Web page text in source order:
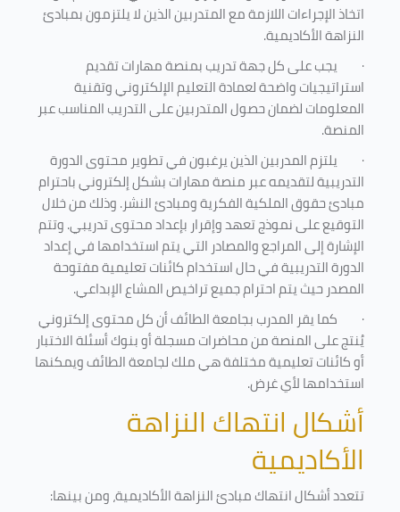
اتخاذ الإجراءات اللازمة مع المتدربين الذين لا يلتزمون بمبادئ
النزاهة الأكاديمية.
· يجب على كل جهة تدريب بمنصة مهارات تقديم
استراتيجيات واضحة لعمادة التعليم الإلكتروني وتقنية
المعلومات لضمان حصول المتدربين على التدريب المناسب عبر
المنصة.
· يلتزم المدربين الذين يرغبون في تطوير محتوى الدورة
التدريبية لتقديمه عبر منصة مهارات بشكل إلكتروني باحترام
مبادئ حقوق الملكية الفكرية ومبادئ النشر. وذلك من خلال
التوقيع على نموذج تعهد وإقرار بإعداد محتوى تدريبي. وتتم
الإشارة إلى المراجع والمصادر التي يتم استخدامها في إعداد
الدورة التدريبية في حال استخدام كائنات تعليمية مفتوحة
المصدر حيث يتم احترام جميع تراخيص المشاع الإبداعي.
· كما يقر المدرب بجامعة الطائف أن كل محتوى إلكتروني
يُنتج على المنصة من محاضرات مسجلة أو بنوك أسئلة الاختبار
أو كائنات تعليمية مختلفة هي ملك لجامعة الطائف ويمكنها
استخدامها لأي غرض.
أشكال انتهاك النزاهة
الأكاديمية
تتعدد أشكال انتهاك مبادئ النزاهة الأكاديمية، ومن بينها: